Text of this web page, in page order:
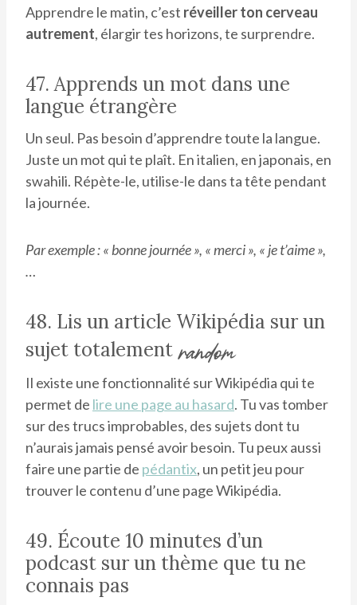
Apprendre le matin, c’est réveiller ton cerveau
autrement, élargir tes horizons, te surprendre.
47. Apprends un mot dans une
langue étrangère
Un seul. Pas besoin d’apprendre toute la langue.
Juste un mot qui te plaît. En italien, en japonais, en
swahili. Répète-le, utilise-le dans ta tête pendant
la journée.
Par exemple : « bonne journée », « merci », « je t’aime »,
…
48. Lis un article Wikipédia sur un
sujet totalementrandom
Il existe une fonctionnalité sur Wikipédia qui te
permet de lire une page au hasard. Tu vas tomber
sur des trucs improbables, des sujets dont tu
n’aurais jamais pensé avoir besoin. Tu peux aussi
faire une partie de pédantix, un petit jeu pour
trouver le contenu d’une page Wikipédia.
49. Écoute 10 minutes d’un
podcast sur un thème que tu ne
connais pas